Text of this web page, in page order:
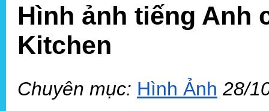
Hình ảnh tiếng Anh
Kitchen
Chuyên mục: Hình Ảnh 28/